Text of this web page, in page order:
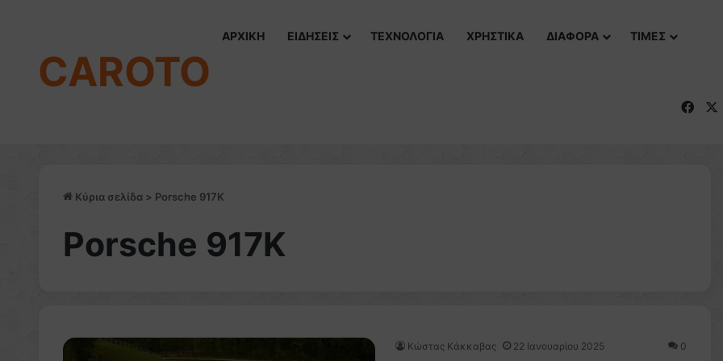
CAROTO
ΑΡΧΙΚΗ ΕΙΔΗΣΕΙΣ ΤΕΧΝΟΛΟΓΙΑ ΧΡΗΣΤΙΚΑ ΔΙΑΦΟΡΑ ΤΙΜΕΣ
Κύρια σελίδα > Porsche 917K
Porsche 917K
Κώστας Κάκκαβας 22 Ιανουαρίου 2025 0